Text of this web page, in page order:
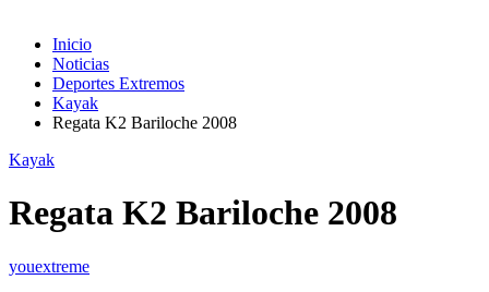
Inicio
Noticias
Deportes Extremos
Kayak
Regata K2 Bariloche 2008
Kayak
Regata K2 Bariloche 2008
youextreme